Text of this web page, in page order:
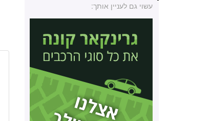
עשוי גם לעניין אותך: